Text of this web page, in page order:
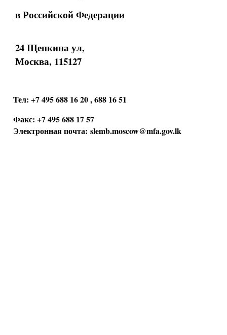
в Российской Федерации
24 Щепкина ул,
Москва, 115127
Тел: +7 495 688 16 20 , 688 16 51
Факс: +7 495 688 17 57
Электронная почта: slemb.moscow@mfa.gov.lk